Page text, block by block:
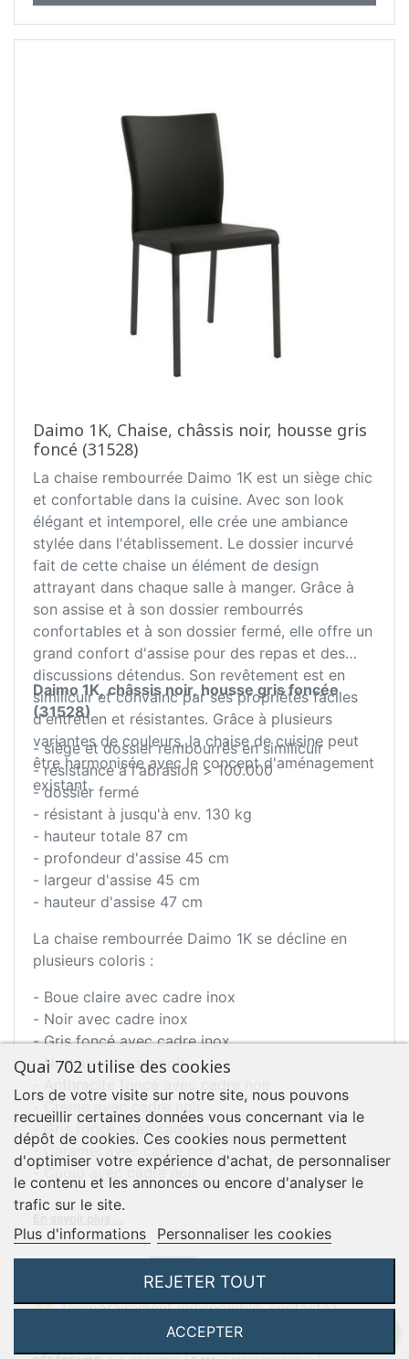
Daimo 1K, Chaise, châssis noir, housse gris
foncé (31528)
La chaise rembourrée Daimo 1K est un siège chic
et confortable dans la cuisine. Avec son look
élégant et intemporel, elle crée une ambiance
stylée dans l'établissement. Le dossier incurvé
fait de cette chaise un élément de design
attrayant dans chaque salle à manger. Grâce à
son assise et à son dossier rembourrés
confortables et à son dossier fermé, elle offre un
grand confort d'assise pour des repas et des
discussions détendus. Son revêtement est en
similicuir et convainc par ses propriétés faciles
d'entretien et résistantes. Grâce à plusieurs
variantes de couleurs, la chaise de cuisine peut
être harmonisée avec le concept d'aménagement
existant.
Daimo 1K, châssis noir, housse gris foncée
(31528)
- siège et dossier rembourrés en similicuir
- résistance à l'abrasion > 100.000
- dossier fermé
- résistant à jusqu'à env. 130 kg
- hauteur totale 87 cm
- profondeur d'assise 45 cm
- largeur d'assise 45 cm
- hauteur d'assise 47 cm
La chaise rembourrée Daimo 1K se décline en
plusieurs coloris :
- Boue claire avec cadre inox
- Noir avec cadre inox
- Gris foncé avec cadre inox
- Noir avec cadre noir
- Anthracite foncé avec cadre noir
- Crème avec cadre noir
- Gris foncé avec cadre noir
- Caramel avec cadre noir
- Cuoio avec cadre noir

 Temporairement indisponible, contactez-
nous pour plus d’information
Quai 702 utilise des cookies
Lors de votre visite sur notre site, nous pouvons
recueillir certaines données vous concernant via le
dépôt de cookies. Ces cookies nous permettent
d'optimiser votre expérience d'achat, de personnaliser
le contenu et les annonces ou encore d'analyser le
trafic sur le site.
Plus d'informations
Personnaliser les cookies
REJETER TOUT
ACCEPTER